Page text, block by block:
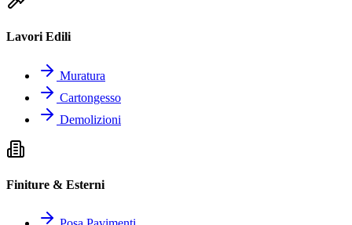
Lavori Edili
Muratura
Cartongesso
Demolizioni
Finiture & Esterni